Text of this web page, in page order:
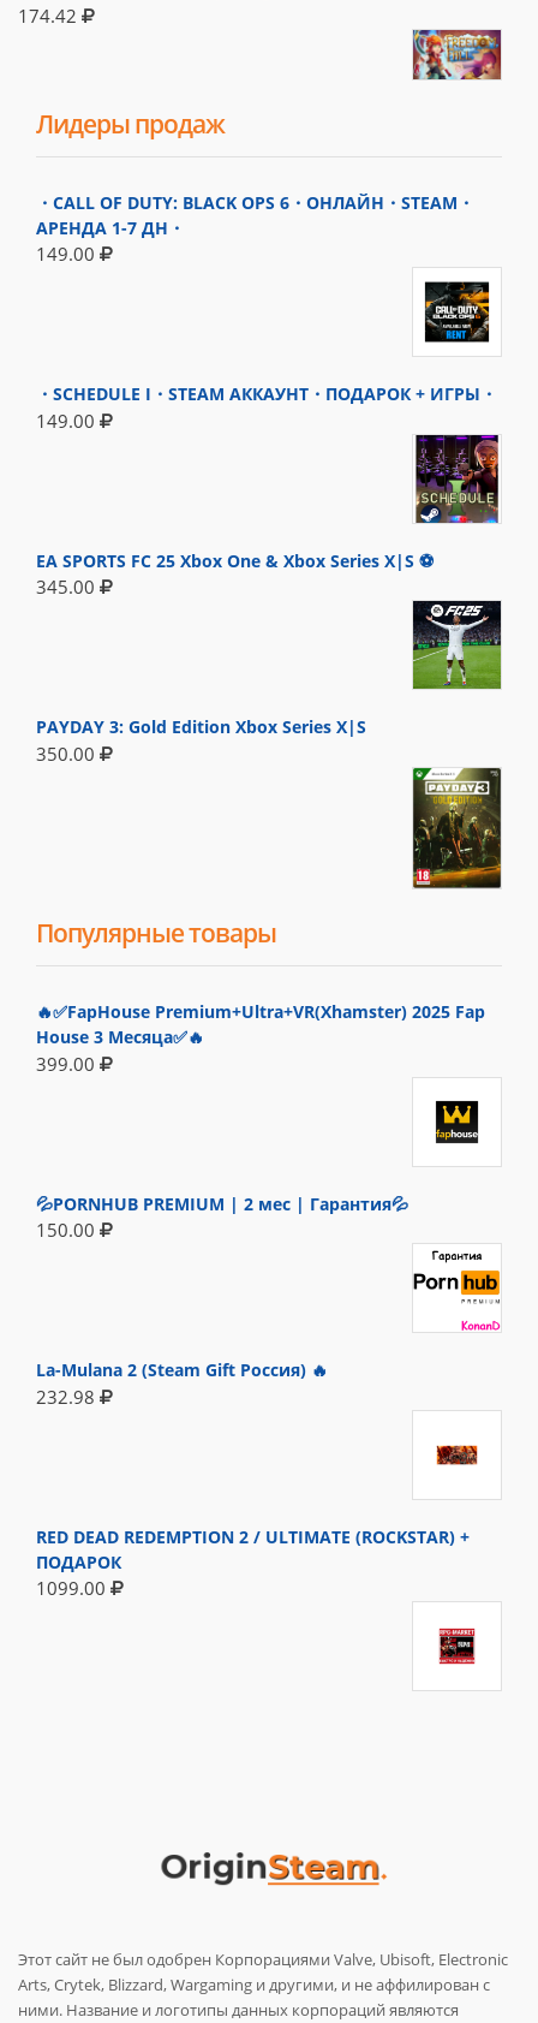
174.42
Лидеры продаж
・CALL OF DUTY: BLACK OPS 6・ОНЛАЙН・STEAM・
АРЕНДА 1-7 ДН・
149.00
・SCHEDULE I・STEAM АККАУНТ・ПОДАРОК + ИГРЫ・
149.00
EA SPORTS FC 25 Xbox One & Xbox Series X|S ⚽
345.00
PAYDAY 3: Gold Edition Xbox Series X|S
350.00
Популярные товары
🔥✅FapHouse Premium+Ultra+VR(Xhamster) 2025 Fap
House 3 Месяца✅🔥
399.00
💦PORNHUB PREMIUM | 2 мес | Гарантия💦
150.00
La-Mulana 2 (Steam Gift Россия) 🔥
232.98
RED DEAD REDEMPTION 2 / ULTIMATE (ROCKSTAR) +
ПОДАРОК
1099.00
Этот сайт не был одобрен Корпорациями Valve, Ubisoft, Electronic
Arts, Crytek, Blizzard, Wargaming и другими, и не аффилирован с
ними. Название и логотипы данных корпораций являются